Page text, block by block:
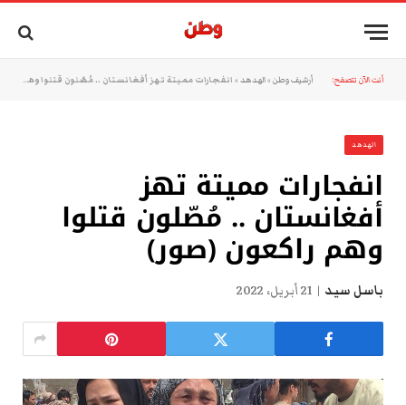
أنت الآن تتصفح: أرشيف وطن »الهدهد » انفجارات مميتة تهز أفغانستان .. مُصّلون قتلوا وهم راكعون (صور)
الهدهد
انفجارات مميتة تهز
أفغانستان .. مُصّلون قتلوا
وهم راكعون (صور)
باسل سيد 21 أبريل، 2022